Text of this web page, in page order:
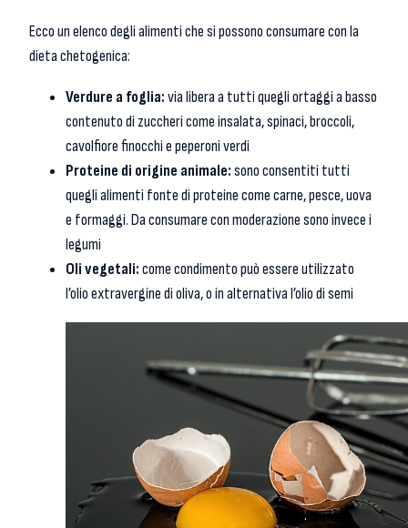
Ecco un elenco degli alimenti che si possono consumare con la
dieta chetogenica:
Verdure a foglia:via libera a tutti quegli ortaggi a basso
contenuto di zuccheri come insalata, spinaci, broccoli,
cavolfiore finocchi e peperoni verdi
Proteine di origine animale:sono consentiti tutti
quegli alimenti fonte di proteine come carne, pesce, uova
e formaggi. Da consumare con moderazione sono invece i
legumi
Oli vegetali:come condimento può essere utilizzato
l’olio extravergine di oliva, o in alternativa l’olio di semi